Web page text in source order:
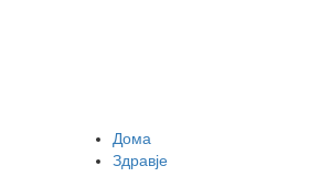
Дома
Здравје